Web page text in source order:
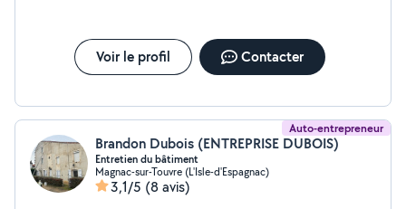
Voir le profil Contacter
Auto-entrepreneur
Brandon Dubois (ENTREPRISE DUBOIS)
Entretien du bâtiment
Magnac-sur-Touvre (L'Isle-d'Espagnac)
3,1/5 (8 avis)